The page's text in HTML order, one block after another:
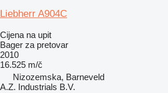
Liebherr A904C
Cijena na upit
Bager za pretovar
2010
16.525 m/č
Nizozemska, Barneveld
A.Z. Industrials B.V.